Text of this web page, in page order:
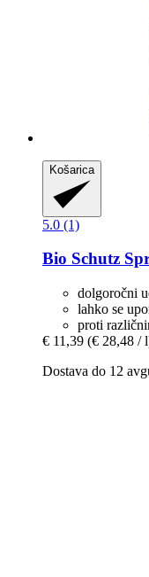
Košarica
5.0 (1)
Bio Schutz
dolgoročni
lahko se
proti
€ 11,39 (€ 28,48 /
Dostava do 12